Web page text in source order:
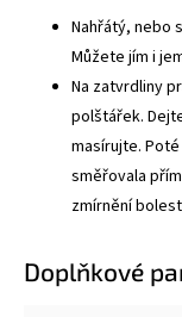
Nahřátý, nebo
Můžete jím i
Na zatvrdliny
polštářek.
masírujte.
směřovala
zmírnění
Doplňkové